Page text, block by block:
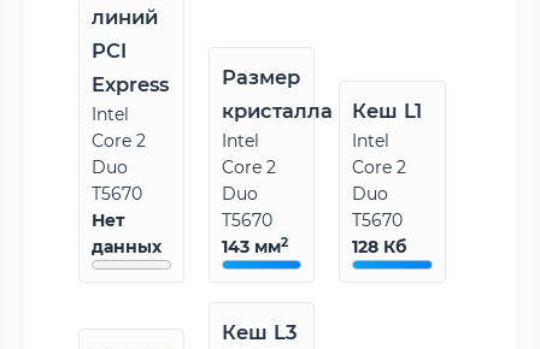
линий
PCI
Express
Intel
Core 2
Duo
T5670
Нет
данных
Размер
кристалла
Intel
Core 2
Duo
T5670
143 мм2
Кеш L1
Intel
Core 2
Duo
T5670
128 Кб
Кеш L3